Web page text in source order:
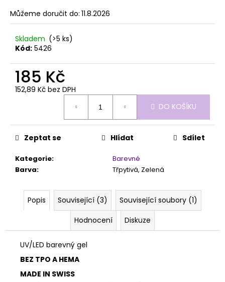
5
hvězdiček.
Můžeme doručit do: 11.8.2026
Skladem (>5 ks)
Kód: 5426
185 Kč
152,89 Kč bez DPH
DO KOŠÍKU
Kategorie:
Barevné
Barva: Třpytivá, Zelená
Zeptat se Hlídat Sdílet
Popis Související (3)
Související soubory (1)
Hodnocení
Diskuze
UV/LED barevný gel
BEZ TPO A HEMA
MADE IN SWISS
u
j
e
m
PROFESSIO
BASE
Kč